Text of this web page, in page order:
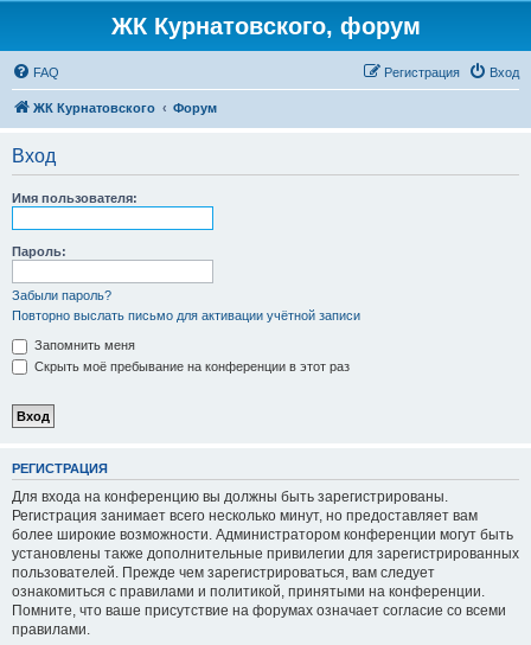
ЖК Курнатовского, форум
FAQ Вход
Регистрация
ЖК Курнатовского Форум
Вход
Имя пользователя:
Пароль:
Забыли пароль?
Повторно выслать письмо для активации учётной записи
Запомнить меня
Скрыть моё пребывание на конференции в этот раз
РЕГИСТРАЦИЯ
Для входа на конференцию вы должны быть зарегистрированы.
Регистрация занимает всего несколько минут, но предоставляет вам
более широкие возможности. Администратором конференции могут быть
установлены также дополнительные привилегии для зарегистрированных
пользователей. Прежде чем зарегистрироваться, вам следует
ознакомиться с правилами и политикой, принятыми на конференции.
Помните, что ваше присутствие на форумах означает согласие со всеми
правилами.